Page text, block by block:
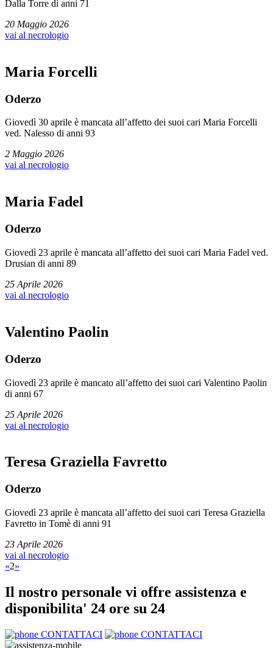
Dalla Torre di anni 71
20 Maggio 2026
vai al necrologio
Maria Forcelli
Oderzo
Giovedì 30 aprile è mancata all’affetto dei suoi cari Maria Forcelli
ved. Nalesso di anni 93
2 Maggio 2026
vai al necrologio
Maria Fadel
Oderzo
Giovedì 23 aprile è mancata all’affetto dei suoi cari Maria Fadel ved.
Drusian di anni 89
25 Aprile 2026
vai al necrologio
Valentino Paolin
Oderzo
Giovedì 23 aprile è mancato all’affetto dei suoi cari Valentino Paolin
di anni 67
25 Aprile 2026
vai al necrologio
Teresa Graziella Favretto
Oderzo
Giovedì 23 aprile è mancata all’affetto dei suoi cari Teresa Graziella
Favretto in Tomè di anni 91
23 Aprile 2026
vai al necrologio
«2»
Il nostro personale vi offre assistenza e
disponibilita' 24 ore su 24
CONTATTACI CONTATTACI